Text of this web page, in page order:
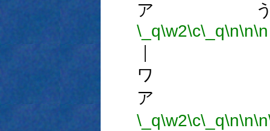
ア う
\_q\w2\c\_q\n\n\n
ワ
ア
\_q\w2\c\_q\n\n\n